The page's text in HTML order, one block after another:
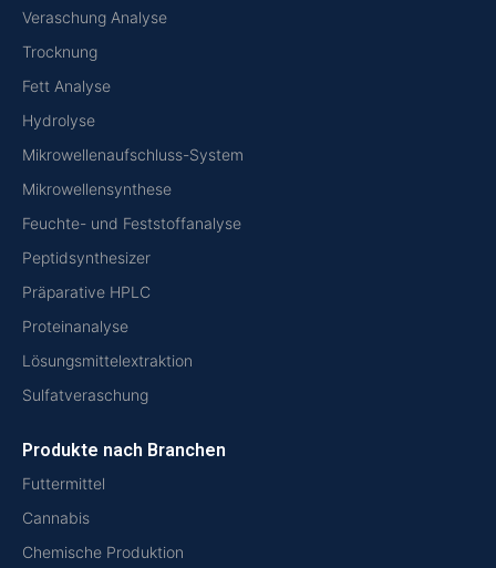
Veraschung Analyse
Trocknung
Fett Analyse
Hydrolyse
Mikrowellenaufschluss-System
Mikrowellensynthese
Feuchte- und Feststoffanalyse
Peptidsynthesizer
Präparative HPLC
Proteinanalyse
Lösungsmittelextraktion
Sulfatveraschung
Produkte nach Branchen
Futtermittel
Cannabis
Chemische Produktion